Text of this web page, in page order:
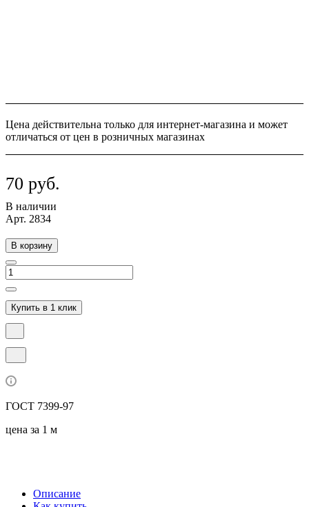
Цена действительна только для интернет-магазина и может
отличаться от цен в розничных магазинах
70 руб.
В наличии
Арт. 2834
В корзину
Купить в 1 клик
ГОСТ 7399-97
цена за 1 м
Описание